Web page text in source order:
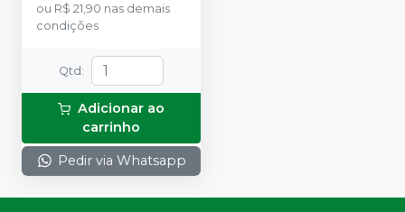
ou R$ 21,90 nas demais
condições
Qtd :
Adicionar ao
carrinho
Pedir via Whatsapp